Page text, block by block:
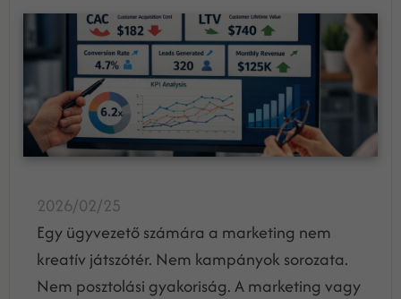
2026/02/25
Egy ügyvezető számára a marketing nem
kreatív játszótér. Nem kampányok sorozata.
Nem posztolási gyakoriság. A marketing vagy